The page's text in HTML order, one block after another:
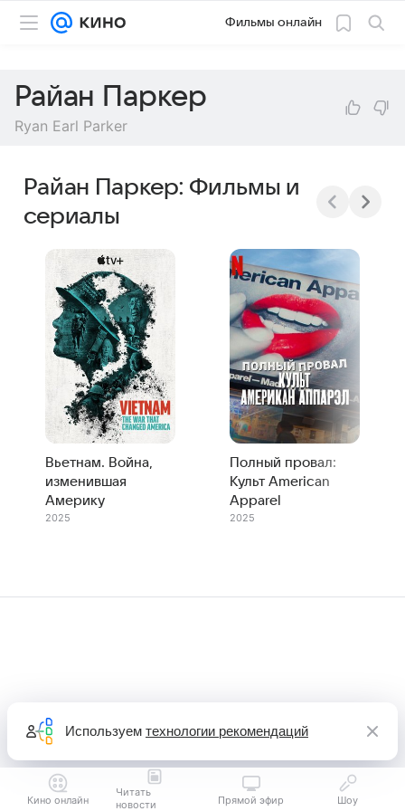
Фильмы онлайн
Райан Паркер
Ryan Earl Parker
Райан Паркер: Фильмы и
сериалы
Вьетнам. Война,
изменившая
Америку
2025
Полный провал:
Культ American
Apparel
2025
Кино онлайн
Читать
новости
Прямой эфир Шоу
Используем технологии рекомендаций